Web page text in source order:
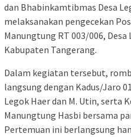
dan Bhabinkamtibmas Desa
melaksanakan pengecekan
Manungtung RT 003/006,
Kabupaten Tangerang.
Dalam kegiatan tersebut,
langsung dengan Kadus/Jaro
Legok Haer dan M. Utin, serta
Manungtung Hasbi bersama
Pertemuan ini berlangsung